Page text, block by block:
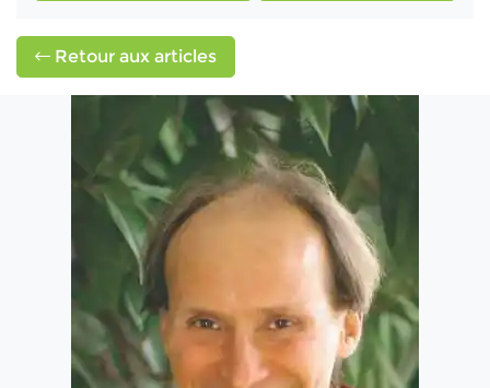
Retour aux articles